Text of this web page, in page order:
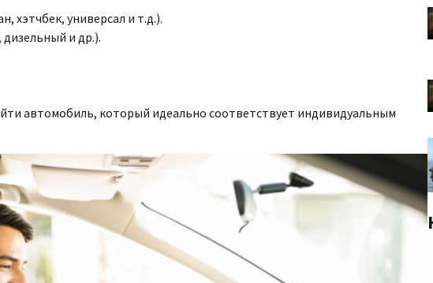
хэтчбек, универсал и т.д.).
и др.).
автомобиль, который идеально соответствует индивидуальным